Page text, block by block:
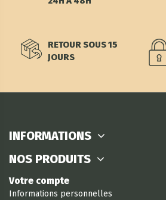
RETOUR SOUS 15
JOURS
INFORMATIONS
NOS PRODUITS
Votre compte
Informations personnelles